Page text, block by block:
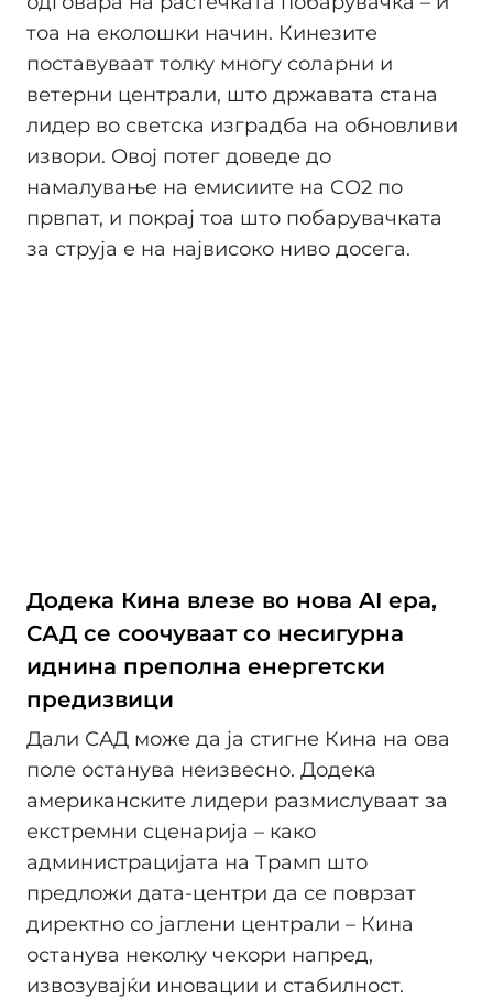
тоа на еколошки начин. Кинезите
поставуваат толку многу соларни и
ветерни централи, што државата стана
лидер во светска изградба на обновливи
извори. Овој потег доведе до
намалување на емисиите на CO2 по
првпат, и покрај тоа што побарувачката
за струја е на највисоко ниво досега.
Додека Кина влезе во нова AI ера,
САД се соочуваат со несигурна
иднина преполна енергетски
предизвици
Дали САД може да ја стигне Кина на ова
поле останува неизвесно. Додека
американските лидери размислуваат за
екстремни сценарија – како
администрацијата на Трамп што
предложи дата-центри да се поврзат
директно со јаглени централи – Кина
останува неколку чекори напред,
извозувајќи иновации и стабилност.